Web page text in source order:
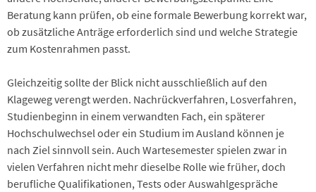
Beratung kann prüfen, ob eine formale Bewerbung korrekt war,
ob zusätzliche Anträge erforderlich sind und welche Strategie
zum Kostenrahmen passt.
Gleichzeitig sollte der Blick nicht ausschließlich auf den
Klageweg verengt werden. Nachrückverfahren, Losverfahren,
Studienbeginn in einem verwandten Fach, ein späterer
Hochschulwechsel oder ein Studium im Ausland können je
nach Ziel sinnvoll sein. Auch Wartesemester spielen zwar in
vielen Verfahren nicht mehr dieselbe Rolle wie früher, doch
berufliche Qualifikationen, Tests oder Auswahlgespräche